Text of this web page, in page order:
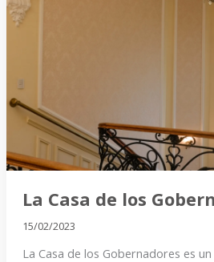
La Casa de los
15/02/2023
La Casa de los Gobernadores es
Casa